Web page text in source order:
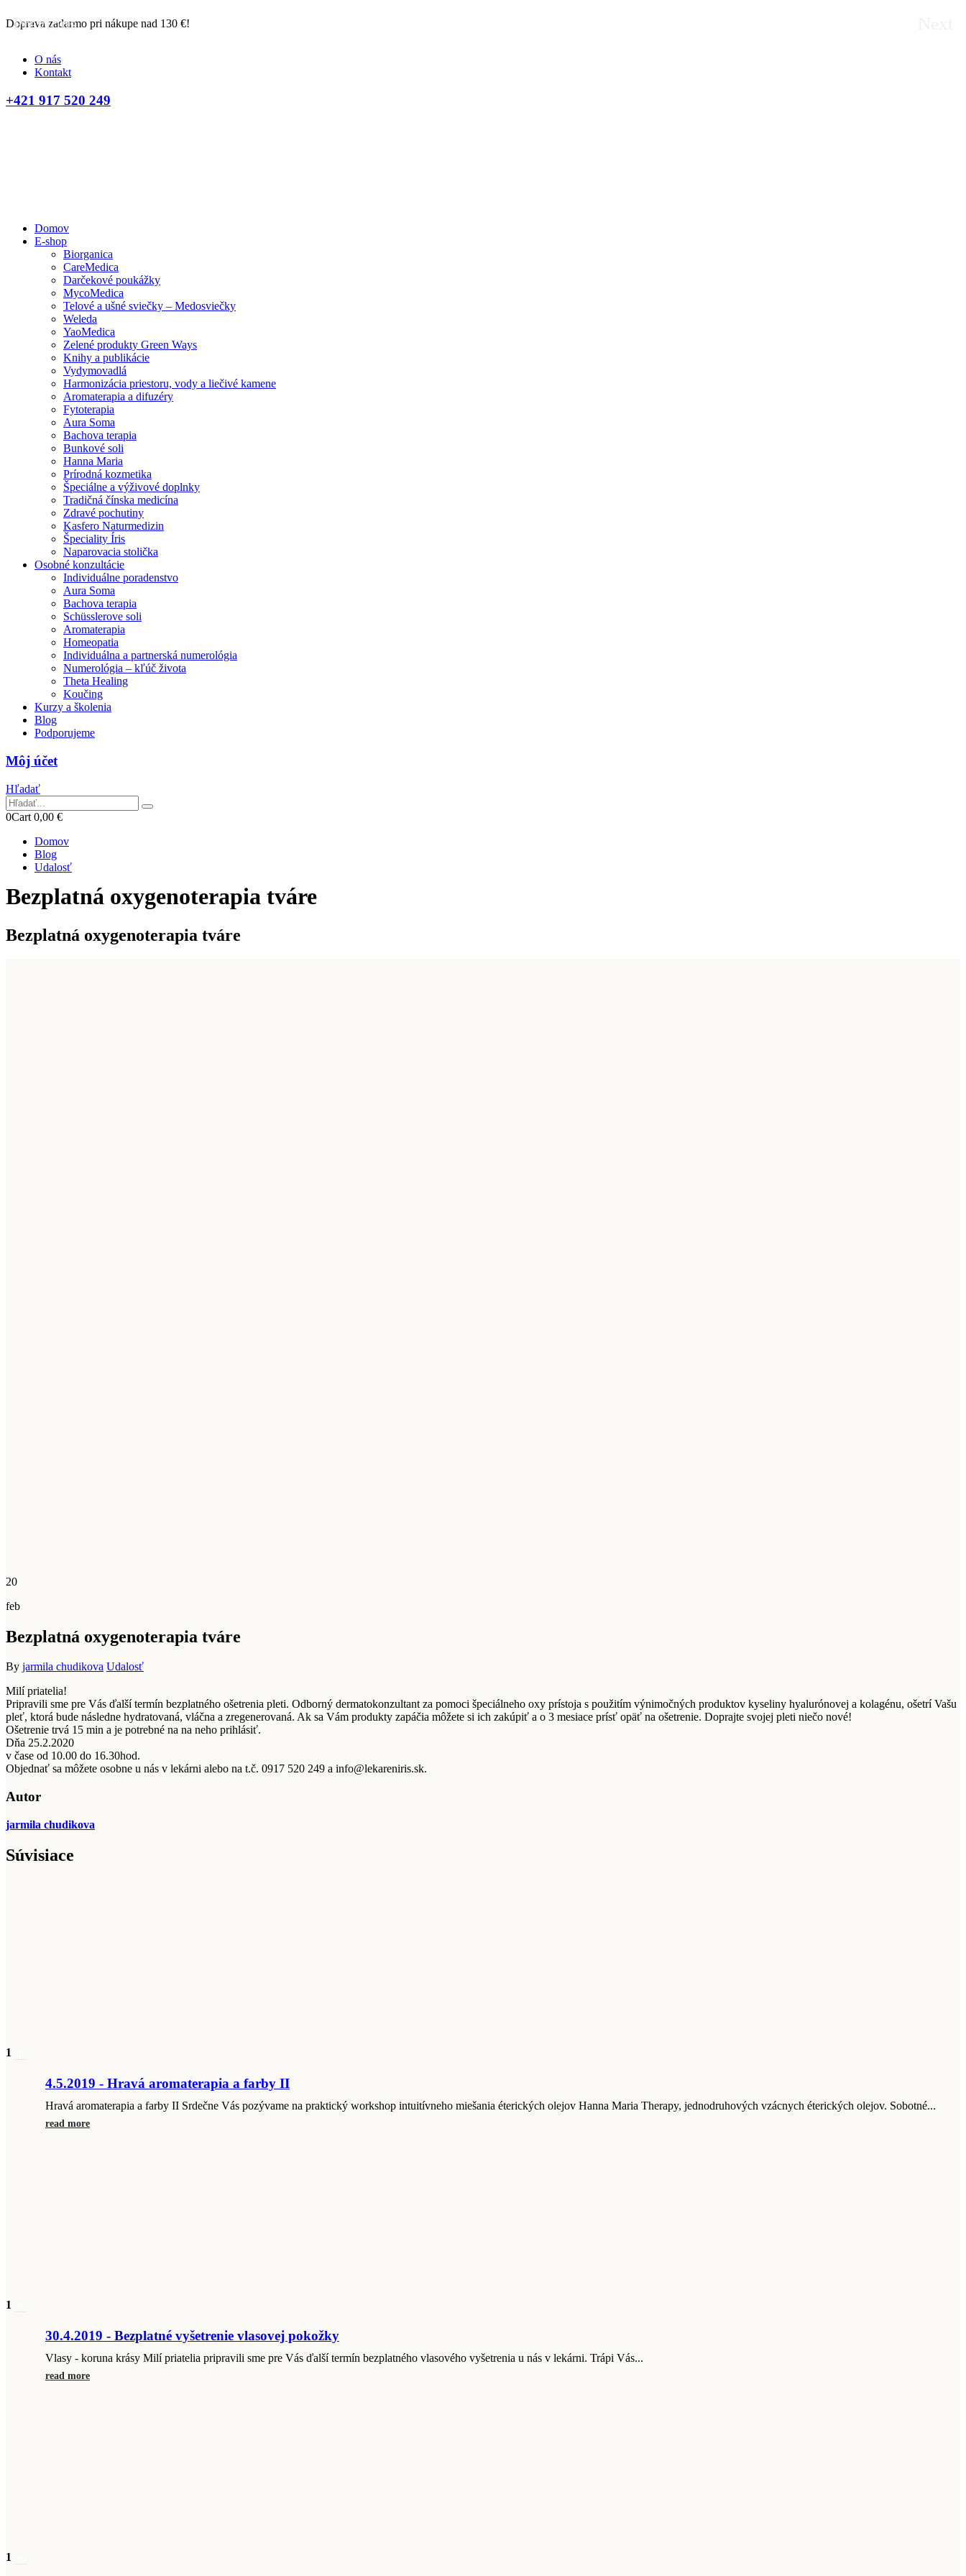
Doprava zadarmo pri nákupe nad 130 €!
Previous
O nás
Kontakt
+421 917 520 249
Domov
E-shop
Biorganica
CareMedica
Darčekové poukážky
MycoMedica
Telové a ušné sviečky – Medosviečky
Weleda
YaoMedica
Zelené produkty Green Ways
Knihy a publikácie
Vydymovadlá
Harmonizácia priestoru, vody a liečivé kamene
Aromaterapia a difuzéry
Fytoterapia
Aura Soma
Bachova terapia
Bunkové soli
Hanna Maria
Prírodná kozmetika
Špeciálne a výživové doplnky
Tradičná čínska medicína
Zdravé pochutiny
Kasfero Naturmedizin
Špeciality Íris
Naparovacia stolička
Osobné konzultácie
Individuálne poradenstvo
Aura Soma
Bachova terapia
Schüsslerove soli
Aromaterapia
Homeopatia
Individuálna a partnerská numerológia
Numerológia – kľúč života
Theta Healing
Koučing
Kurzy a školenia
Blog
Podporujeme
Môj účet
Hľadať
0Cart 0,00 €
Domov
Blog
Udalosť
Bezplatná oxygenoterapia tváre
Bezplatná oxygenoterapia tváre
20
feb
Bezplatná oxygenoterapia tváre
By jarmila chudikova Udalosť
Milí priatelia!
Pripravili sme pre Vás ďalší termín bezplatného ošetrenia pleti. Odborný dermatokonzultant za pomoci špeciálneho oxy prístoja s použitím výnimočných produktov kyseliny hyalurónovej a kolagénu, ošetrí Vašu
pleť, ktorá bude následne hydratovaná, vláčna a zregenerovaná. Ak sa Vám produkty zapáčia môžete si ich zakúpiť a o 3 mesiace prísť opäť na ošetrenie. Doprajte svojej pleti niečo nové!
Ošetrenie trvá 15 min a je potrebné na na neho prihlásiť.
Dňa 25.2.2020
v čase od 10.00 do 16.30hod.
Objednať sa môžete osobne u nás v lekárni alebo na t.č. 0917 520 249 a info@lekareniris.sk.
Autor
jarmila chudikova
Súvisiace
1
4.5.2019 - Hravá aromaterapia a farby II
Hravá aromaterapia a farby II Srdečne Vás pozývame na praktický workshop intuitívneho miešania éterických olejov Hanna Maria Therapy, jednodruhových vzácnych éterických olejov. Sobotné...
read more
1
30.4.2019 - Bezplatné vyšetrenie vlasovej pokožky
Vlasy - koruna krásy Milí priatelia pripravili sme pre Vás ďalší termín bezplatného vlasového vyšetrenia u nás v lekárni. Trápi Vás...
read more
1